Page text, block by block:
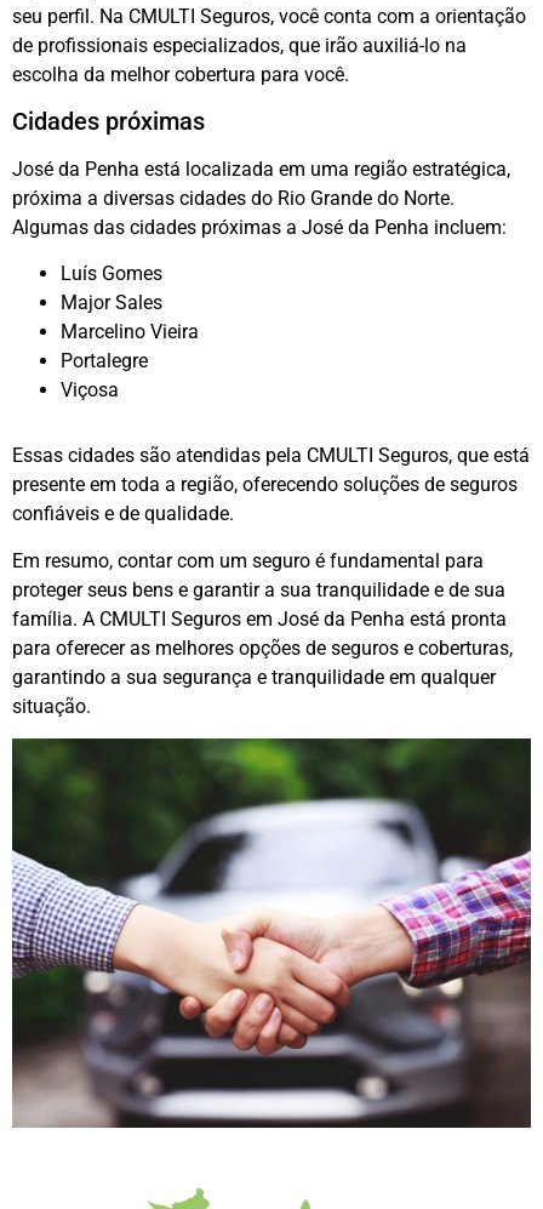
seu perfil. Na CMULTI Seguros, você conta com a orientação
de profissionais especializados, que irão auxiliá-lo na
escolha da melhor cobertura para você.
Cidades próximas
José da Penha está localizada em uma região estratégica,
próxima a diversas cidades do Rio Grande do Norte.
Algumas das cidades próximas a José da Penha incluem:
Luís Gomes
Major Sales
Marcelino Vieira
Portalegre
Viçosa
Essas cidades são atendidas pela CMULTI Seguros, que está
presente em toda a região, oferecendo soluções de seguros
confiáveis e de qualidade.
Em resumo, contar com um seguro é fundamental para
proteger seus bens e garantir a sua tranquilidade e de sua
família. A CMULTI Seguros em José da Penha está pronta
para oferecer as melhores opções de seguros e coberturas,
garantindo a sua segurança e tranquilidade em qualquer
situação.